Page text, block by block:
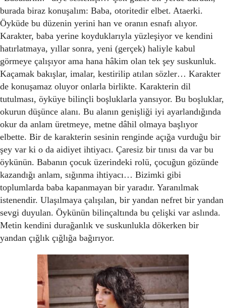
burada biraz konuşalım: Baba, otoritedir elbet. Ataerki.
Öyküde bu düzenin yerini han ve oranın esnafı alıyor.
Karakter, baba yerine koyduklarıyla yüzleşiyor ve kendini
hatırlatmaya, yıllar sonra, yeni (gerçek) haliyle kabul
görmeye çalışıyor ama hana hâkim olan tek şey suskunluk.
Kaçamak bakışlar, imalar, kestirilip atılan sözler… Karakter
de konuşamaz oluyor onlarla birlikte. Karakterin dil
tutulması, öyküye bilinçli boşluklarla yansıyor. Bu boşluklar,
okurun düşünce alanı. Bu alanın genişliği iyi ayarlandığında
okur da anlam üretmeye, metne dâhil olmaya başlıyor
elbette. Bir de karakterin sesinin renginde açığa vurduğu bir
şey var ki o da aidiyet ihtiyacı. Çaresiz bir tınısı da var bu
öykünün. Babanın çocuk üzerindeki rolü, çocuğun gözünde
kazandığı anlam, sığınma ihtiyacı… Bizimki gibi
toplumlarda baba kapanmayan bir yaradır. Yaranılmak
istenendir. Ulaşılmaya çalışılan, bir yandan nefret bir yandan
sevgi duyulan. Öykünün bilinçaltında bu çelişki var aslında.
Metin kendini durağanlık ve suskunlukla dökerken bir
yandan çığlık çığlığa bağırıyor.